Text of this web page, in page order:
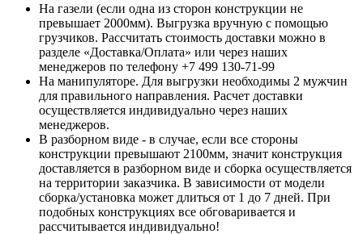
На газели (если одна из сторон конструкции не
превышает 2000мм). Выгрузка вручную с помощью
грузчиков. Рассчитать стоимость доставки можно в
разделе «Доставка/Оплата» или через наших
менеджеров по телефону +7 499 130-71-99
На манипуляторе. Для выгрузки необходимы 2 мужчин
для правильного направления. Расчет доставки
осуществляется индивидуально через наших
менеджеров.
В разборном виде - в случае, если все стороны
конструкции превышают 2100мм, значит конструкция
доставляется в разборном виде и сборка осуществляется
на территории заказчика. В зависимости от модели
сборка/установка может длиться от 1 до 7 дней. При
подобных конструкциях все обговаривается и
рассчитывается индивидуально!